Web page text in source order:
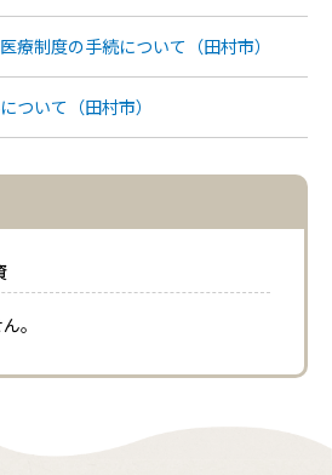
療制度の手続について（田村市）
ついて（田村市）
。